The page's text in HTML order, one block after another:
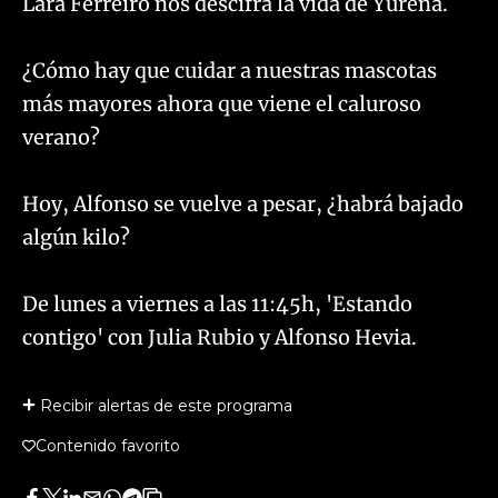
¿Cómo hay que cuidar a nuestras mascotas
más mayores ahora que viene el caluroso
verano?
Hoy, Alfonso se vuelve a pesar, ¿habrá bajado
algún kilo?
De lunes a viernes a las 11:45h, 'Estando
contigo' con Julia Rubio y Alfonso Hevia.
Recibir alertas de este programa
Contenido favorito